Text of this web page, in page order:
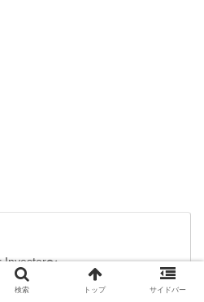
Investor〜
・FX・暗号資産・ゴールドプラチ
る知識や記録を
検索 トップ サイドバー